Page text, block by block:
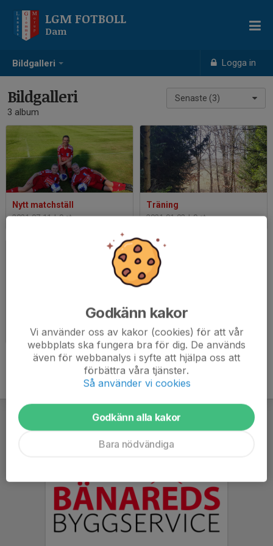
Bildgalleri Logga in
LGM FOTBOLL
Dam
Senaste (3)
Bildgalleri
3 album
Nytt matchställ
2021-07-11 | 9 st
Träning
2021-01-02 | 9 st
Omklädningsrummet
2020-12-20 | 1 st
Godkänn kakor
Vi använder oss av kakor (cookies) för att vår
webbplats ska fungera bra för dig. De används
även för webbanalys i syfte att hjälpa oss att
förbättra våra tjänster.
Så använder vi cookies
Godkänn alla kakor
Bara nödvändiga